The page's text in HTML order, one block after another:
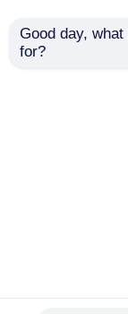
Good day,
for?